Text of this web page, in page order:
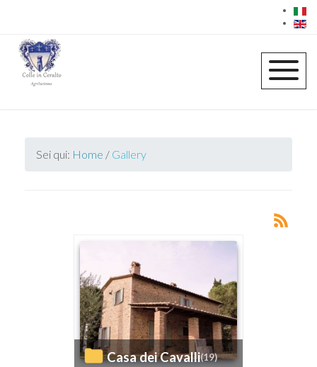
Sei qui: Home / Gallery
Casa dei Cavalli(19)